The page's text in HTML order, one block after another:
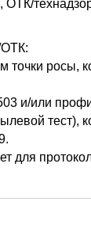
ОТК/
ОТК:
точки росы,
и/или
тест),
для